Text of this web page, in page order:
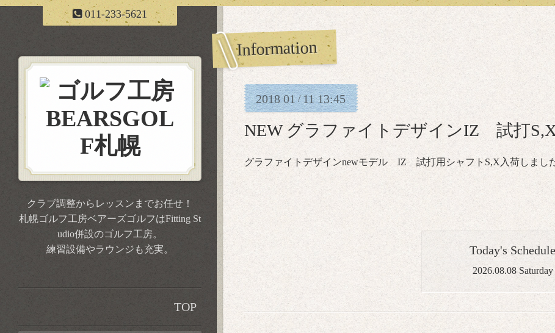
011-233-5621
Information
2018 01/11 13:45
NEW グラファイトデザインIZ 試打
グラファイトデザインnewモデル IZ 試打用シャフトS,X入荷しまし
Today's Schedule
2026.08.08 Saturday
クラブ調整からレッスンまでお任せ！
札幌ゴルフ工房ベアーズゴルフはFitting St
udio併設のゴルフ工房。
練習設備やラウンジも充実。
TOP